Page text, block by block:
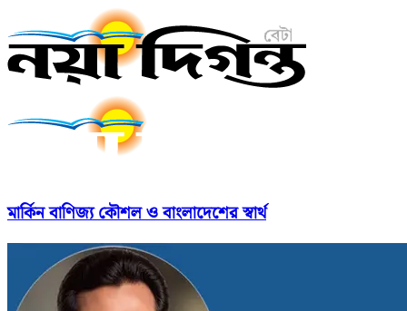
মার্কিন বাণিজ্য কৌশল ও বাংলাদেশের স্বার্থ